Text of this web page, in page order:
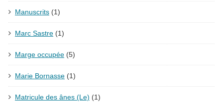
Manuscrits (1)
Marc Sastre (1)
Marge occupée (5)
Marie Bornasse (1)
Matricule des ânes (Le) (1)